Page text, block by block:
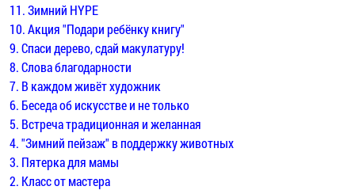
11. Зимний HYPE
10. Акция "Подари ребёнку книгу"
9. Спаси дерево, сдай макулатуру!
8. Слова благодарности
7. В каждом живёт художник
6. Беседа об искусстве и не только
5. Встреча традиционная и желанная
4."Зимний пейзаж" в поддержку животных
3. Пятерка для мамы
2. Класс от мастера